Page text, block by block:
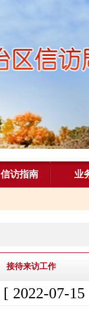
信访指南 业
接待来访工作
[ 2022-07-